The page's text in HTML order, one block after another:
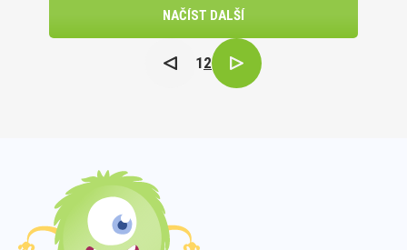
NAČÍST DALŠÍ
12